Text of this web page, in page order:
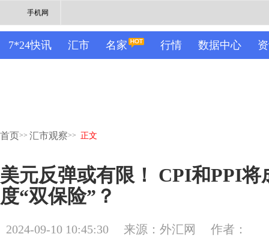
手机网
7*24快讯 汇市 名家 行情 数据中心
首页>> 汇市观察>> 正文
美元反弹或有限！ CPI和PPI将
度“双保险”？
2024-09-10 10:45:30 来源：外汇网 作者：